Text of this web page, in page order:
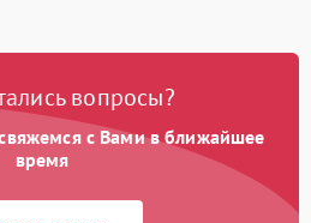
1800 ₽ Подробнее →
вопросы?
с Вами в ближайшее
время